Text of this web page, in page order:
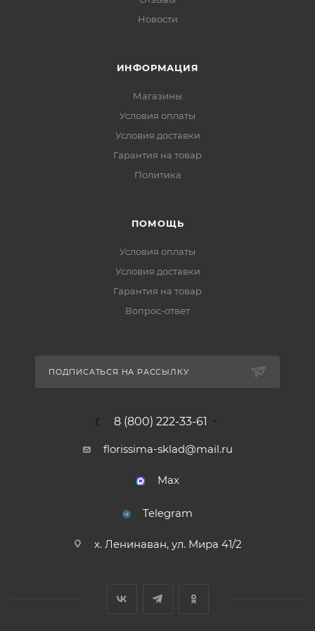
Новости
ИНФОРМАЦИЯ
Магазины
Условия оплаты
Условия доставки
Гарантия на товар
Политика
ПОМОЩЬ
Условия оплаты
Условия доставки
Гарантия на товар
Вопрос-ответ
ПОДПИСАТЬСЯ НА РАССЫЛКУ
8 (800) 222-33-61
florissima-sklad@mail.ru
Max
Telegram
х. Ленинаван, ул. Мира 41/2